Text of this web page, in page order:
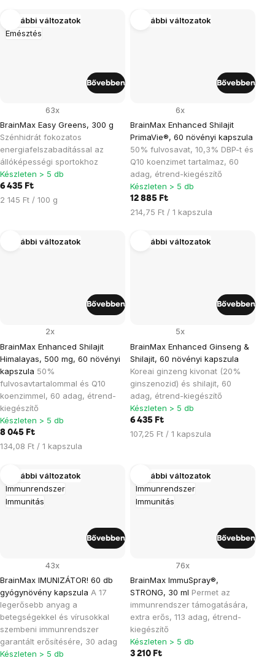
Emésztés
További változatok
BrainMax Easy Greens, 300 g
Szénhidrát fokozatos
energiafelszabadítással az
állóképességi sportokhoz
63x
Készleten > 5 db
6 435 Ft
Egységár:
2 145 Ft / 100 g
Bővebben
További változatok
BrainMax Enhanced Shilajit
PrimaVie®, 60 növényi kapszula
50% fulvosavat, 10,3% DBP-t és
Q10 koenzimet tartalmaz, 60
adag, étrend-kiegészítő
6x
Készleten > 5 db
12 885 Ft
Egységár:
214,75 Ft / 1 kapszula
Bővebben
További változatok
BrainMax Enhanced Shilajit
Himalayas, 500 mg, 60 növényi
kapszula 50%
fulvosavtartalommal és Q10
koenzimmel, 60 adag, étrend-
kiegészítő
2x
Készleten > 5 db
8 045 Ft
Egységár:
134,08 Ft / 1 kapszula
Bővebben
További változatok
BrainMax Enhanced Ginseng &
Shilajit, 60 növényi kapszula
Koreai ginzeng kivonat (20%
ginszenozid) és shilajit, 60
adag, étrend-kiegészítő
5x
Készleten > 5 db
6 435 Ft
Egységár:
107,25 Ft / 1 kapszula
Bővebben
Immunrendszer
Immunitás
További változatok
BrainMax IMUNIZÁTOR! 60 db
gyógynövény kapszula A 17
legerősebb anyag a
betegségekkel és vírusokkal
szembeni immunrendszer
garantált erősítésére, 30 adag
43x
Készleten > 5 db
Bővebben
Immunrendszer
Immunitás
További változatok
BrainMax ImmuSpray®,
STRONG, 30 ml Permet az
immunrendszer támogatására,
extra erős, 113 adag, étrend-
kiegészítő
76x
Készleten > 5 db
3 210 Ft
Bővebben